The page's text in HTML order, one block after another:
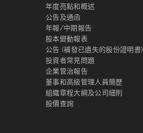
年度亮點和概述
公告及通函
年報/中期報告
股本變動報表
公告 (補發已遺失的股份證明書)
投資者常見問題
企業管治報告
董事和高級管理人員簡歷
組織章程大綱及公司細則
股價查詢